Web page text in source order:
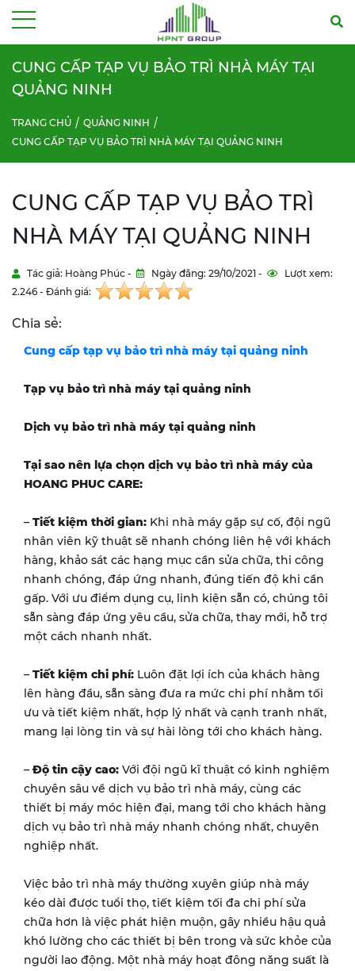
CUNG CẤP TẠP VỤ BẢO TRÌ NHÀ MÁY TẠI
QUẢNG NINH
TRANG CHỦ
QUẢNG NINH
CUNG CẤP TẠP VỤ BẢO TRÌ NHÀ MÁY TẠI QUẢNG NINH
CUNG CẤP TẠP VỤ BẢO TRÌ
NHÀ MÁY TẠI QUẢNG NINH
Tác giả: Hoàng Phúc - Ngày đăng: 29/10/2021 -
Lượt xem:
2.246 - Đánh giá:
Chia sẻ:
Cung cấp tạp vụ bảo trì nhà máy tại quảng ninh
Tạp vụ bảo trì nhà máy tại quảng ninh
Dịch vụ bảo trì nhà máy tại quảng ninh
Tại sao nên lựa chọn dịch vụ bảo trì nhà máy của
HOANG PHUC CARE:
– Tiết kiệm thời gian: Khi nhà máy gặp sự cố, đội ngũ
nhân viên kỹ thuật sẽ nhanh chóng liên hệ với khách
hàng, khảo sát các hạng mục cần sửa chữa, thi công
nhanh chóng, đáp ứng nhanh, đúng tiến độ khi cần
gấp. Với ưu điểm dụng cụ, linh kiện sẵn có, chúng tôi
sẵn sàng đáp ứng yêu cầu, sửa chữa, thay mới, hỗ trợ
một cách nhanh nhất.
– Tiết kiệm chi phí: Luôn đặt lợi ích của khách hàng
lên hàng đầu, sẵn sàng đưa ra mức chi phí nhằm tối
ưu và tiết kiệm nhất, hợp lý nhất và cạnh tranh nhất,
mang lại lòng tin và sự hài lòng tới cho khách hàng.
– Độ tin cậy cao: Với đội ngũ kĩ thuật có kinh nghiệm
chuyên sâu về dịch vụ bảo trì nhà máy, cùng các
thiết bị máy móc hiện đại, mang tới cho khách hàng
dịch vụ bảo trì nhà máy nhanh chóng nhất, chuyên
nghiệp nhất.
Việc bảo trì nhà máy thường xuyên giúp nhà máy
kéo dài được tuổi thọ, tiết kiệm tối đa chi phí sửa
chữa hơn là việc phát hiện muộn, gây nhiều hậu quả
khó lường cho các thiết bị bên trong và sức khỏe của
người lao động. Một nhà máy hoạt đông năng suất là